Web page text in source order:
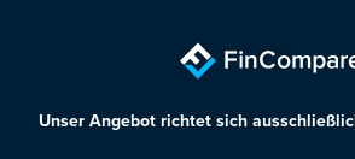
Unser Angebot richtet sich